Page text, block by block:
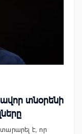
տնօրենի
է, որ